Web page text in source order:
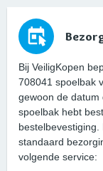
Bij VeiligKopen
708041 spoelbak
gewoon de datum
spoelbak hebt
standaard
volgende service: